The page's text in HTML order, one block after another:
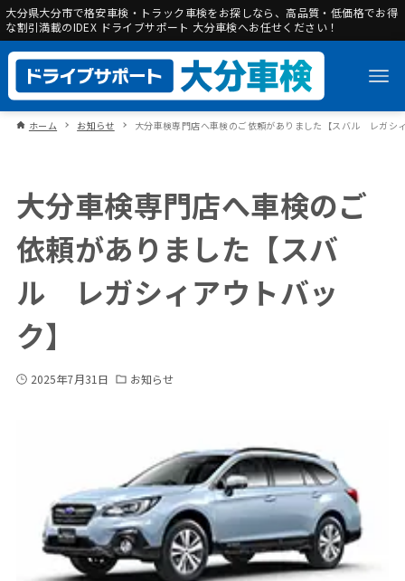
大分県大分市で格安車検・トラック車検をお探しなら、高品質・低価格でお得
な割引満載のIDEX ドライブサポート 大分車検へお任せください！
ホーム お知らせ 大分車検専門店へ車検のご依頼がありました【スバル レガシ
大分車検専門店へ車検のご
依頼がありました【スバ
ル レガシィアウトバッ
ク】
2025年7月31日 お知らせ